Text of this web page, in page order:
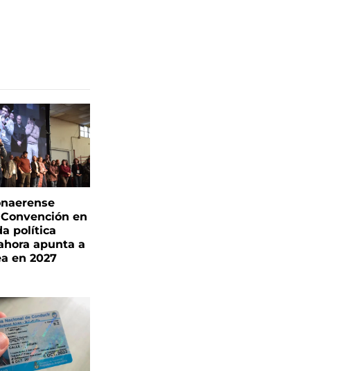
en
política
apunta a
en 2027